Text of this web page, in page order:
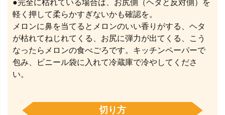
●完全に枯れている場合は、お尻側（ヘタと反対側）を
軽く押して柔らかすぎないかも確認を。
メロンに鼻を当てるとメロンのいい香りがする、ヘタ
が枯れてねじれてくる、お尻に弾力が出てくる、こう
なったらメロンの食べごろです。キッチンペーパーで
包み、ビニール袋に入れて冷蔵庫で冷やしてくださ
い。
切り方